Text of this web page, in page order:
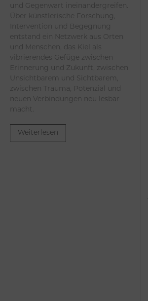
und Gegenwart ineinandergreifen.
Über künstlerische Forschung,
Intervention und Begegnung
entstand ein Netzwerk aus Orten
und Menschen, das Kiel als
vibrierendes Gefüge zwischen
Erinnerung und Zukunft, zwischen
Unsichtbarem und Sichtbarem,
zwischen Trauma, Potenzial und
neuen Verbindungen neu lesbar
macht.
Weiterlesen